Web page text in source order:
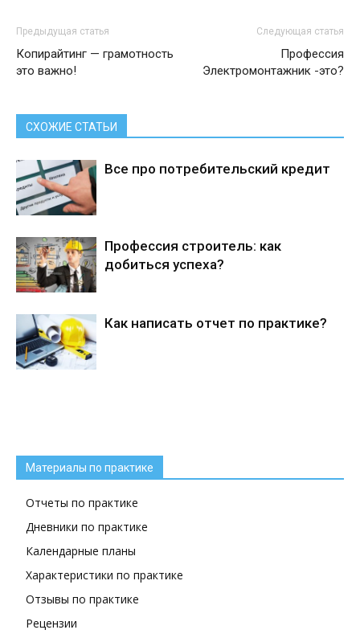
Предыдущая статья
Копирайтинг — грамотность
это важно!
Следующая статья
Профессия
Электромонтажник -это?
СХОЖИЕ СТАТЬИ
Все про потребительский кредит
Профессия строитель: как
добиться успеха?
Как написать отчет по практике?
Материалы по практике
Отчеты по практике
Дневники по практике
Календарные планы
Характеристики по практике
Отзывы по практике
Рецензии